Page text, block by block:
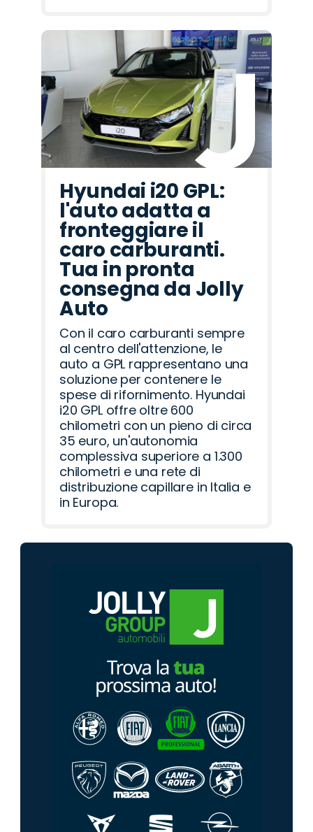
Hyundai i20 GPL:
l'auto adatta a
fronteggiare il
caro carburanti.
Tua in pronta
consegna da Jolly
Auto
Con il caro carburanti sempre
al centro dell'attenzione, le
auto a GPL rappresentano una
soluzione per contenere le
spese di rifornimento. Hyundai
i20 GPL offre oltre 600
chilometri con un pieno di circa
35 euro, un'autonomia
complessiva superiore a 1.300
chilometri e una rete di
distribuzione capillare in Italia e
in Europa.